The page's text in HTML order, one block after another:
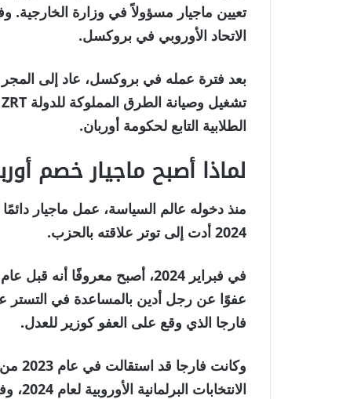
الاتحاد الأوروبي في بروكسل.
الطلابية التابع لحكومة أوربان.
لماذا أصبح ماجيار خصم
منذ دخوله عالم السياسة، عمل ماجيار
2024 أدت إلى توتر علاقته بالحزب.
في فبراير 2024، أصبح معروفًا
عفوًا عن رجل أدين بالمساعدة في
فارجا الذي وقع على العفو كوزير للعدل.